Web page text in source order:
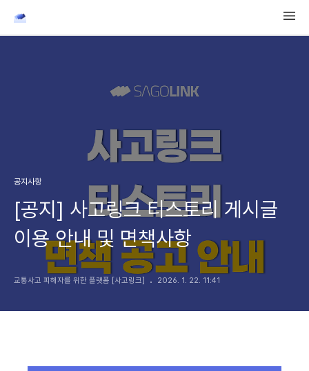
공지사항
[공지] 사고링크 티스토리 게시글
이용 안내 및 면책사항
교통사고 피해자를 위한 플랫폼 [사고링크] 2026. 1. 22. 11:41